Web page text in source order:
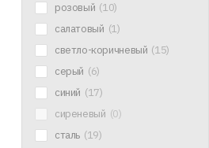
розовый (10)
салатовый (1)
светло-коричневый (15)
серый (6)
синий (17)
сиреневый (0)
сталь (19)